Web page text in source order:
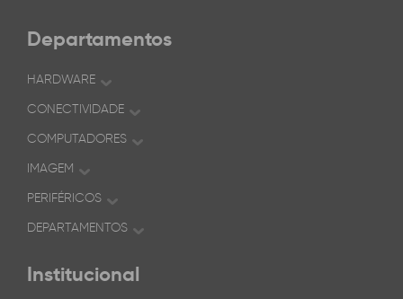
Departamentos
HARDWARE
CONECTIVIDADE
COMPUTADORES
IMAGEM
PERIFÉRICOS
DEPARTAMENTOS
Institucional